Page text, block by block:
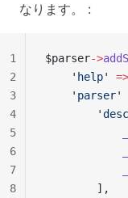
なります。 :
$parser->
    'help'
=>
    'parser'
        ],
1
2
3
4
5
6
7
8